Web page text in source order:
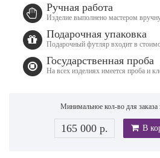
Ручная работа
Изделие выполнено мастером
Подарочная упаковка
Подарочный футляр входит в
Государственная проба
На всех изделиях имеется проба и
Минимальное кол-во для заказа
165 000 р. В